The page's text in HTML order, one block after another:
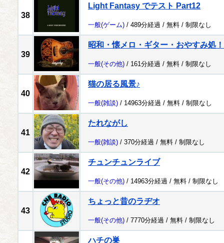
38
Light Fantasy でテスト Part12
一般(ゲーム) / 489分経過 / 無料 / 制限なし
39
昭和・懐メロ・ギター・おやすみ処！
一般(その他) / 161分経過 / 無料 / 制限なし
40
猫の居る風景♪
一般(雑談) / 14963分経過 / 無料 / 制限なし
41
たれながし
一般(雑談) / 370分経過 / 無料 / 制限なし
42
チュンチュンライブ
一般(その他) / 14963分経過 / 無料 / 制限なし
43
ちょっと昔のラヂオ
一般(その他) / 7770分経過 / 無料 / 制限なし
ハチの巣